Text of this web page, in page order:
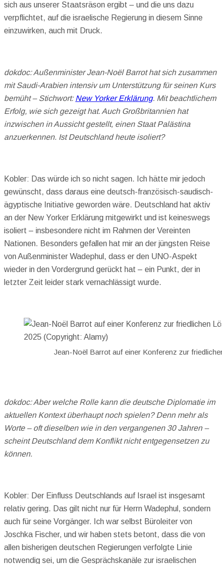
sich aus unserer Staatsräson ergibt – und die uns dazu
verpflichtet, auf die israelische Regierung in diesem Sinne
einzuwirken, auch mit Druck.
dokdoc: Außenminister Jean-Noël Barrot hat sich zusammen
mit Saudi-Arabien intensiv um Unterstützung für seinen Kurs
bemüht – Stichwort: New Yorker Erklärung. Mit beachtlichem
Erfolg, wie sich gezeigt hat. Auch Großbritannien hat
inzwischen in Aussicht gestellt, einen Staat Palästina
anzuerkennen. Ist Deutschland heute isoliert?
Kobler: Das würde ich so nicht sagen. Ich hätte mir jedoch
gewünscht, dass daraus eine deutsch-französisch-saudisch-
ägyptische Initiative geworden wäre. Deutschland hat aktiv
an der New Yorker Erklärung mitgewirkt und ist keineswegs
isoliert – insbesondere nicht im Rahmen der Vereinten
Nationen. Besonders gefallen hat mir an der jüngsten Reise
von Außenminister Wadephul, dass er den UNO-Aspekt
wieder in den Vordergrund gerückt hat – ein Punkt, der in
letzter Zeit leider stark vernachlässigt wurde.
Jean-Noël Barrot auf einer Konferenz zur
dokdoc: Aber welche Rolle kann die deutsche Diplomatie im
aktuellen Kontext überhaupt noch spielen? Denn mehr als
Worte – oft dieselben wie in den vergangenen 30 Jahren –
scheint Deutschland dem Konflikt nicht entgegensetzen zu
können.
Kobler: Der Einfluss Deutschlands auf Israel ist insgesamt
relativ gering. Das gilt nicht nur für Herrn Wadephul, sondern
auch für seine Vorgänger. Ich war selbst Büroleiter von
Joschka Fischer, und wir haben stets betont, dass die von
allen bisherigen deutschen Regierungen verfolgte Linie
notwendig sei, um die Gesprächskanäle zur israelischen